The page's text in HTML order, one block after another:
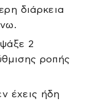
διάρκεια
2
ροπής
έχεις ήδη